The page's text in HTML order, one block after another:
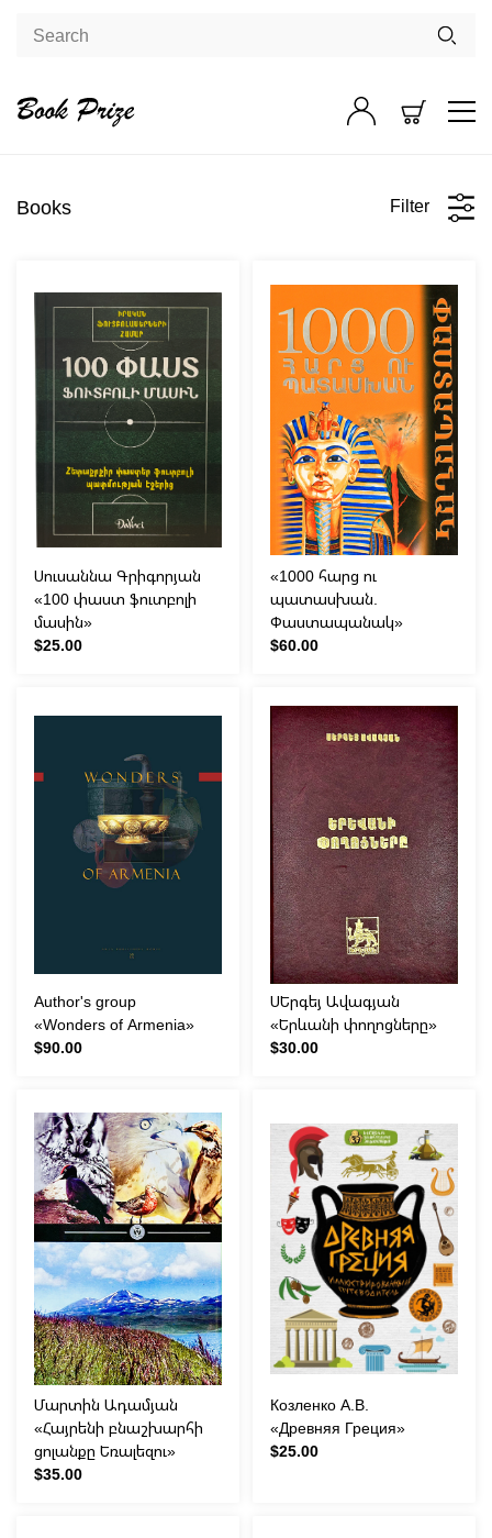
Books Filter
Սուսաննա Գրիգորյան
«100 փաստ ֆուտբոլի
մասին»
$25.00
«1000 հարց ու
պատասխան.
Փաստապանակ»
$60.00
Author's group
«Wonders of Armenia»
$90.00
ՍԵրգեյ Ավագյան
«Երևանի փողոցները»
$30.00
Մարտին Ադամյան
«Հայրենի բնաշխարհի
ցոլանքը Եռալեզու»
$35.00
Козленко А.В.
«Древняя Греция»
$25.00